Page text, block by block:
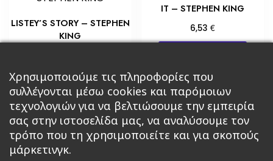
LISTEY’S STORY – STEPHEN
KING
Προσθήκη στο καλάθι
IT – STEPHEN KING
6,53€
Χρησιμοποιούμε τις πληροφορίες που
συλλέγονται μέσω cookies και παρόμοιων
τεχνολογιών για να βελτιώσουμε την εμπειρία
σας στην ιστοσελίδα μας, να αναλύσουμε τον
τρόπο που τη χρησιμοποιείτε και για σκοπούς
μάρκετινγκ.